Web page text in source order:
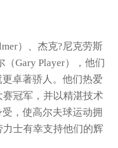
）、杰克?尼克劳斯
（Gary Player），他们
卓著骄人。他们热爱
冠军，并以精湛技术
，使高尔夫球运动拥
士有幸支持他们的辉